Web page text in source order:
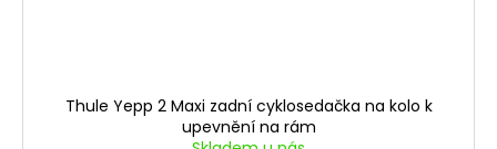
Thule Yepp 2 Maxi zadní cyklosedačka na kolo k
upevnění na rám